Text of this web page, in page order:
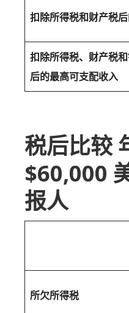
扣除所得税和财产税
扣除所得税、财产税
后的最高可支配收入
税后比较
$60,000
报人
所欠所得税